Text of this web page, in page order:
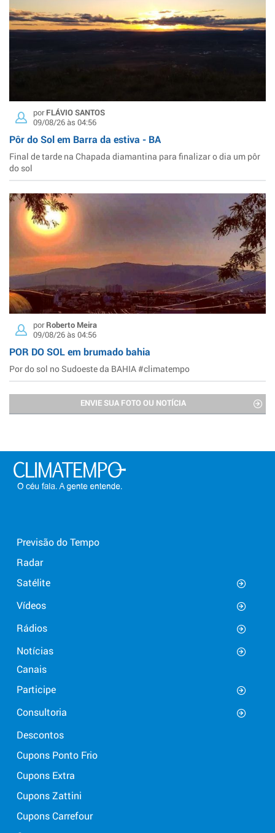
porFLÁVIO SANTOS
09/08/26 às 04:56
Pôr do Sol em Barra da estiva - BA
Final de tarde na Chapada diamantina para finalizar o dia um pôr
do sol
porRoberto Meira
09/08/26 às 04:56
POR DO SOL em brumado bahia
Por do sol no Sudoeste da BAHIA #climatempo
ENVIE SUA FOTO OU NOTÍCIA
Previsão do Tempo
Radar
Satélite
Vídeos
Rádios
Notícias
Canais
Participe
Consultoria
Descontos
Cupons Ponto Frio
Cupons Extra
Cupons Zattini
Cupons Carrefour